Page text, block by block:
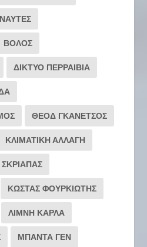
ΒΟΛΟΣ
ΔΙΚΤΥΟ ΠΕΡΡΑΙΒΙΑ
ΘΕΟΔ ΓΚΑΝΕΤΣΟΣ
ΚΛΙΜΑΤΙΚΗ ΑΛΛΑΓΗ
ΚΩΣΤΑΣ ΦΟΥΡΚΙΩΤΗΣ
ΛΙΜΝΗ ΚΑΡΛΑ
ΜΠΑΝΤΑ ΓΕΝ